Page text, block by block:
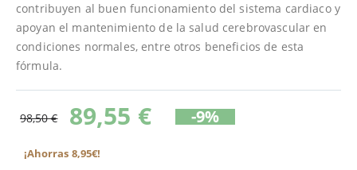
contribuyen al buen funcionamiento del sistema cardiaco y
apoyan el mantenimiento de la salud cerebrovascular en
condiciones normales, entre otros beneficios de esta
fórmula.
98,50 € 89,55 € -9%
¡Ahorras 8,95€!